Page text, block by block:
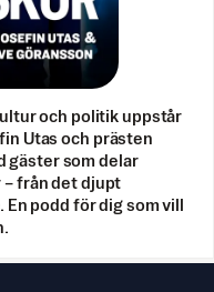
och politik uppstår
Utas och prästen
gäster som delar
från det djupt
podd för dig som vill